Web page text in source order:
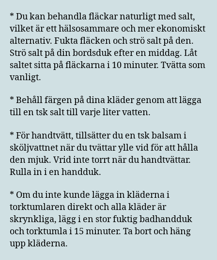
* Du kan behandla fläckar naturligt med salt,
vilket är ett hälsosammare och mer ekonomiskt
alternativ. Fukta fläcken och strö salt på den.
Strö salt på din bordsduk efter en middag. Låt
saltet sitta på fläckarna i 10 minuter. Tvätta som
vanligt.
* Behåll färgen på dina kläder genom att lägga
till en tsk salt till varje liter vatten.
* För handtvätt, tillsätter du en tsk balsam i
sköljvattnet när du tvättar ylle vid för att hålla
den mjuk. Vrid inte torrt när du handtvättar.
Rulla in i en handduk.
* Om du inte kunde lägga in kläderna i
torktumlaren direkt och alla kläder är
skrynkliga, lägg i en stor fuktig badhandduk
och torktumla i 15 minuter. Ta bort och häng
upp kläderna.